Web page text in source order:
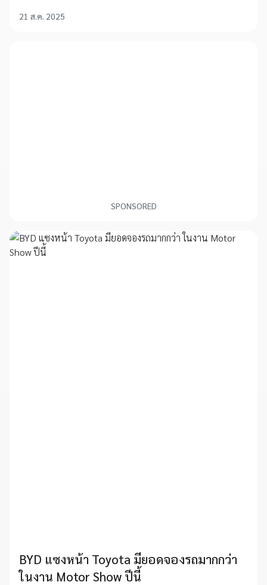
21 ส.ค. 2025
SPONSORED
BYD แซงหน้า Toyota มียอดจองรถมากกว่า
ในงาน Motor Show ปีนี้